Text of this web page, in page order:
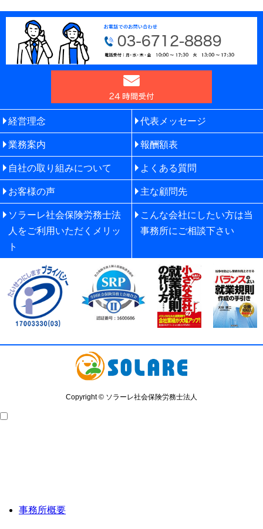
経営理念 代表メッセージ
業務案内 報酬額表
自社の取り組みについて よくある質問
お客様の声 主な顧問先
ソラーレ社会保険労務士法
人をご利用いただくメリッ
ト
こんな会社にしたい方は当
事務所にご相談下さい
Copyright © ソラーレ社会保険労務士法人
事務所概要